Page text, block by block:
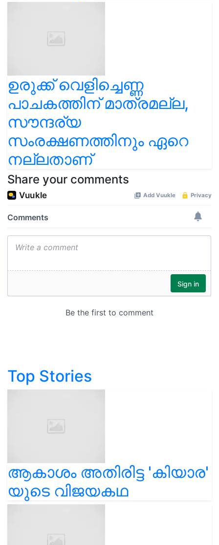
ഉരുക്ക് വെളിച്ചെണ്ണ
പാചകത്തിന് മാത്രമല്ല,
സൗന്ദര്യ
സംരക്ഷണത്തിനും ഏറെ
നല്ലതാണ്
Share your comments
Top Stories
ആകാശം അതിരിട്ട 'കിയാര'
യുടെ വിജയകഥ